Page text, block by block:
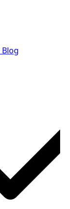
Blog